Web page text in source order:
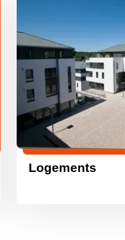
Logements